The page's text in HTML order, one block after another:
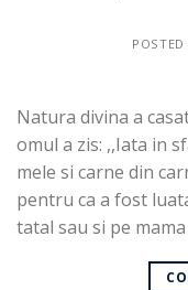
POSTED
Natura divina a
omul a zis: ,,Iata in
mele si carne din
pentru ca a fost
tatal sau si pe